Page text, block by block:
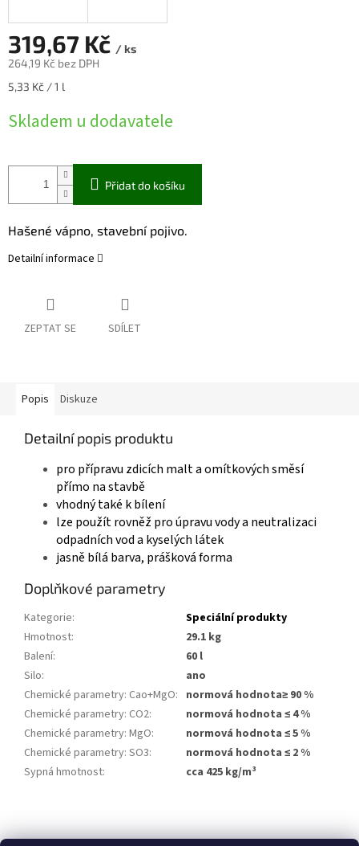
319,67 Kč / ks
264,19 Kč bez DPH
Měrná
5,33 Kč / 1 l
Skladem u dodavatele
Přidat do košíku
Hašené vápno, stavební pojivo.
Detailní informace
ZEPTAT SE SDÍLET
Popis Diskuze
Detailní popis produktu
pro přípravu zdicích malt a omítkových směsí
přímo na stavbě
vhodný také k bílení
lze použít rovněž pro úpravu vody a neutralizaci
odpadních vod a kyselých látek
jasně bílá barva, prášková forma
Doplňkové parametry
Kategorie:
Speciální produkty
Hmotnost:
29.1 kg
Balení:
60 l
Silo:
ano
Chemické parametry: Cao+MgO: normová hodnota≥ 90 %
Chemické parametry: CO2:
normová hodnota ≤ 4 %
Chemické parametry: MgO:
normová hodnota ≤ 5 %
Chemické parametry: SO3:
normová hodnota ≤ 2 %
Sypná hmotnost: cca 425 kg/m³
á